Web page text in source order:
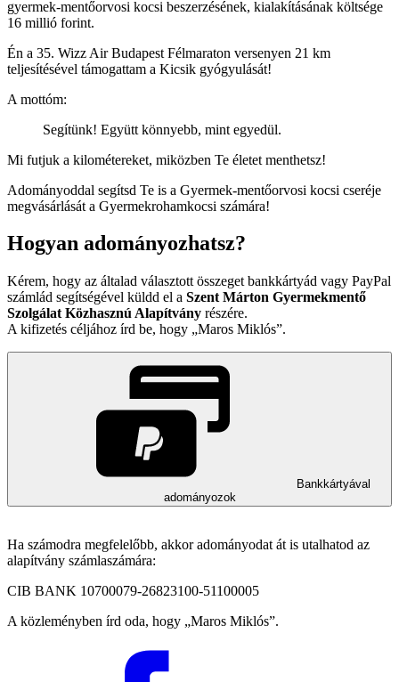
gyermek-mentőorvosi kocsi beszerzésének, kialakításának költsége
16 millió forint.
Én a 35. Wizz Air Budapest Félmaraton versenyen 21 km
teljesítésével támogattam a Kicsik gyógyulását!
A mottóm:
Segítünk! Együtt könnyebb, mint egyedül.
Mi futjuk a kilométereket, miközben Te életet menthetsz!
Adományoddal segítsd Te is a Gyermek-mentőorvosi kocsi cseréje
megvásárlását a Gyermekrohamkocsi számára!
Hogyan adományozhatsz?
Kérem, hogy az általad választott összeget bankkártyád vagy PayPal
számlád segítségével küldd el a Szent Márton Gyermekmentő
Szolgálat Közhasznú Alapítvány részére.
A kifizetés céljához írd be, hogy
Maros Miklós .
Bankkártyával
adományozok
Ha számodra megfelelőbb, akkor adományodat át is utalhatod az
alapítvány számlaszámára:
CIB BANK 10700079-26823100-51100005
A közleményben írd oda, hogy
Maros Miklós .